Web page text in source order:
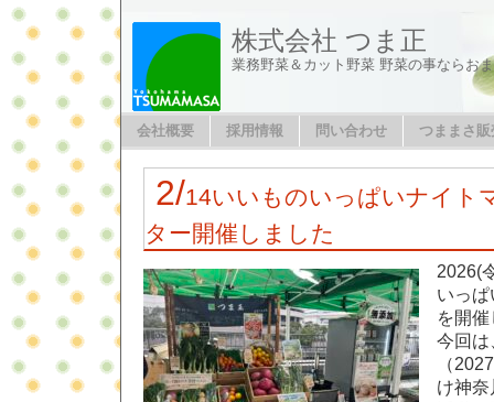
株式会社 つま正
業務野菜＆カット野菜 野菜の事ならお
会社概要 採用情報 問い合わせ つままさ
2/14いいものいっぱいナイト
ター開催しました
2026(
いっ
を開
今回は
（
け神